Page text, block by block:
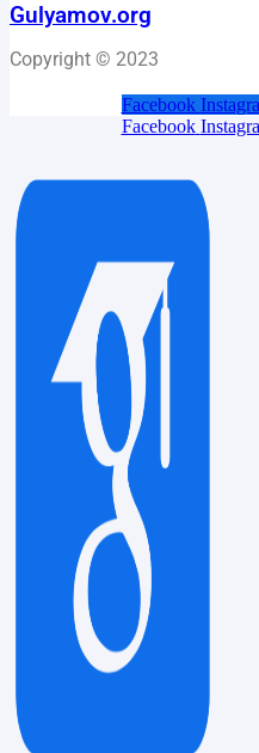
Gulyamov.org
Copyright © 2023
Facebook
Facebook